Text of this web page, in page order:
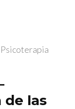
Psicoterapia
de las